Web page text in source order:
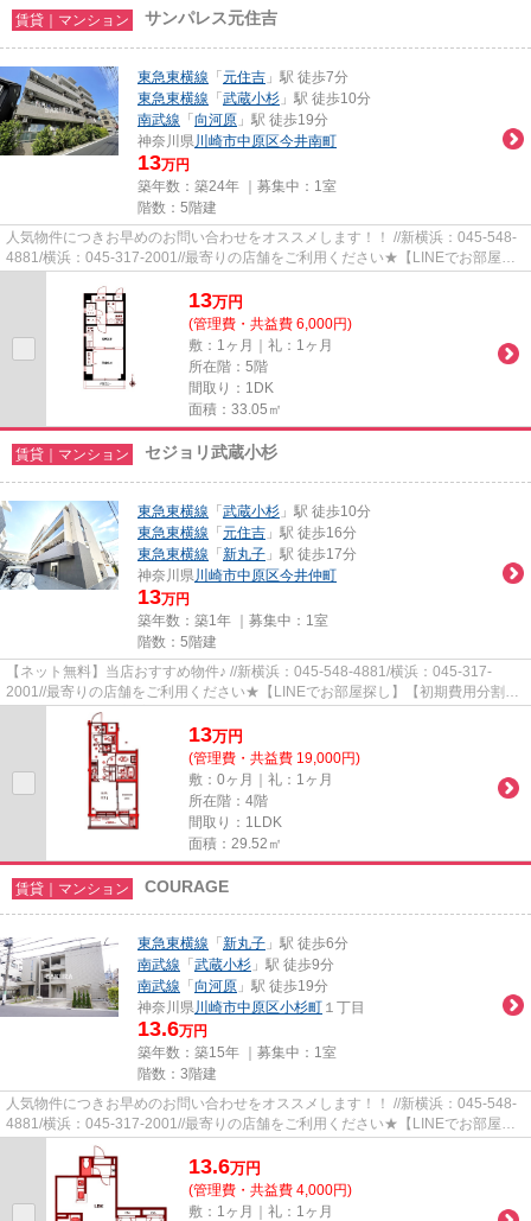
賃貸｜マンション サンパレス元住吉
東急東横線 「 元住吉 」駅 徒歩7分
東急東横線 「 武蔵小杉 」駅 徒歩10分
南武線 「 向河原 」駅 徒歩19分
神奈川県川崎市中原区今井南町
13万円
築年数：築24年 ｜募集中： 1室
階数：5階建
人気物件につきお早めのお問い合わせをオススメします！！ //新横浜：045-548-
4881/横浜：045-317-2001//最寄りの店舗をご利用ください★【LINEでお部屋探
13万円
(管理費・共益費 6,000円)
敷：1ヶ月｜礼：1ヶ月
所在階：5階
間取り：1DK
面積：33.05㎡
賃貸｜マンション セジョリ武蔵小杉
東急東横線 「 武蔵小杉 」駅 徒歩10分
東急東横線 「 元住吉 」駅 徒歩16分
東急東横線 「 新丸子 」駅 徒歩17分
神奈川県川崎市中原区今井仲町
13万円
築年数：築1年 ｜募集中： 1室
階数：5階建
【ネット無料】当店おすすめ物件♪ //新横浜：045-548-4881/横浜：045-317-
2001//最寄りの店舗をご利用ください★【LINEでお部屋探し】【初期費用分割払
い】【19時以降も対応】まずはお...
13万円
(管理費・共益費 19,000円)
敷：0ヶ月｜礼：1ヶ月
所在階：4階
間取り：1LDK
面積：29.52㎡
賃貸｜マンション COURAGE
東急東横線 「 新丸子 」駅 徒歩6分
南武線 「 武蔵小杉 」駅 徒歩9分
南武線 「 向河原 」駅 徒歩19分
神奈川県川崎市中原区小杉町 １丁目
13.6万円
築年数：築15年 ｜募集中： 1室
階数：3階建
人気物件につきお早めのお問い合わせをオススメします！！ //新横浜：045-548-
4881/横浜：045-317-2001//最寄りの店舗をご利用ください★【LINEでお部屋探
し】【初期費用分割払い】【19...
13.6万円
(管理費・共益費 4,000円)
敷：1ヶ月｜礼：1ヶ月